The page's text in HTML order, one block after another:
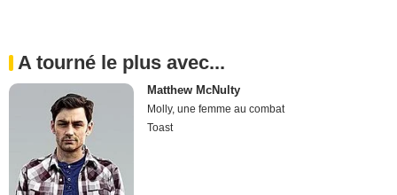
A tourné le plus avec...
Matthew McNulty
Molly, une femme au combat
Toast